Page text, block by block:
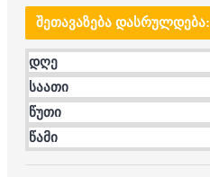
ᲨᲔᲗᲐᲕᲐᲖᲔᲑᲐ ᲓᲐᲡᲠᲣᲚᲓᲔᲑᲐ:
დღე
საათი
წუთი
წამი